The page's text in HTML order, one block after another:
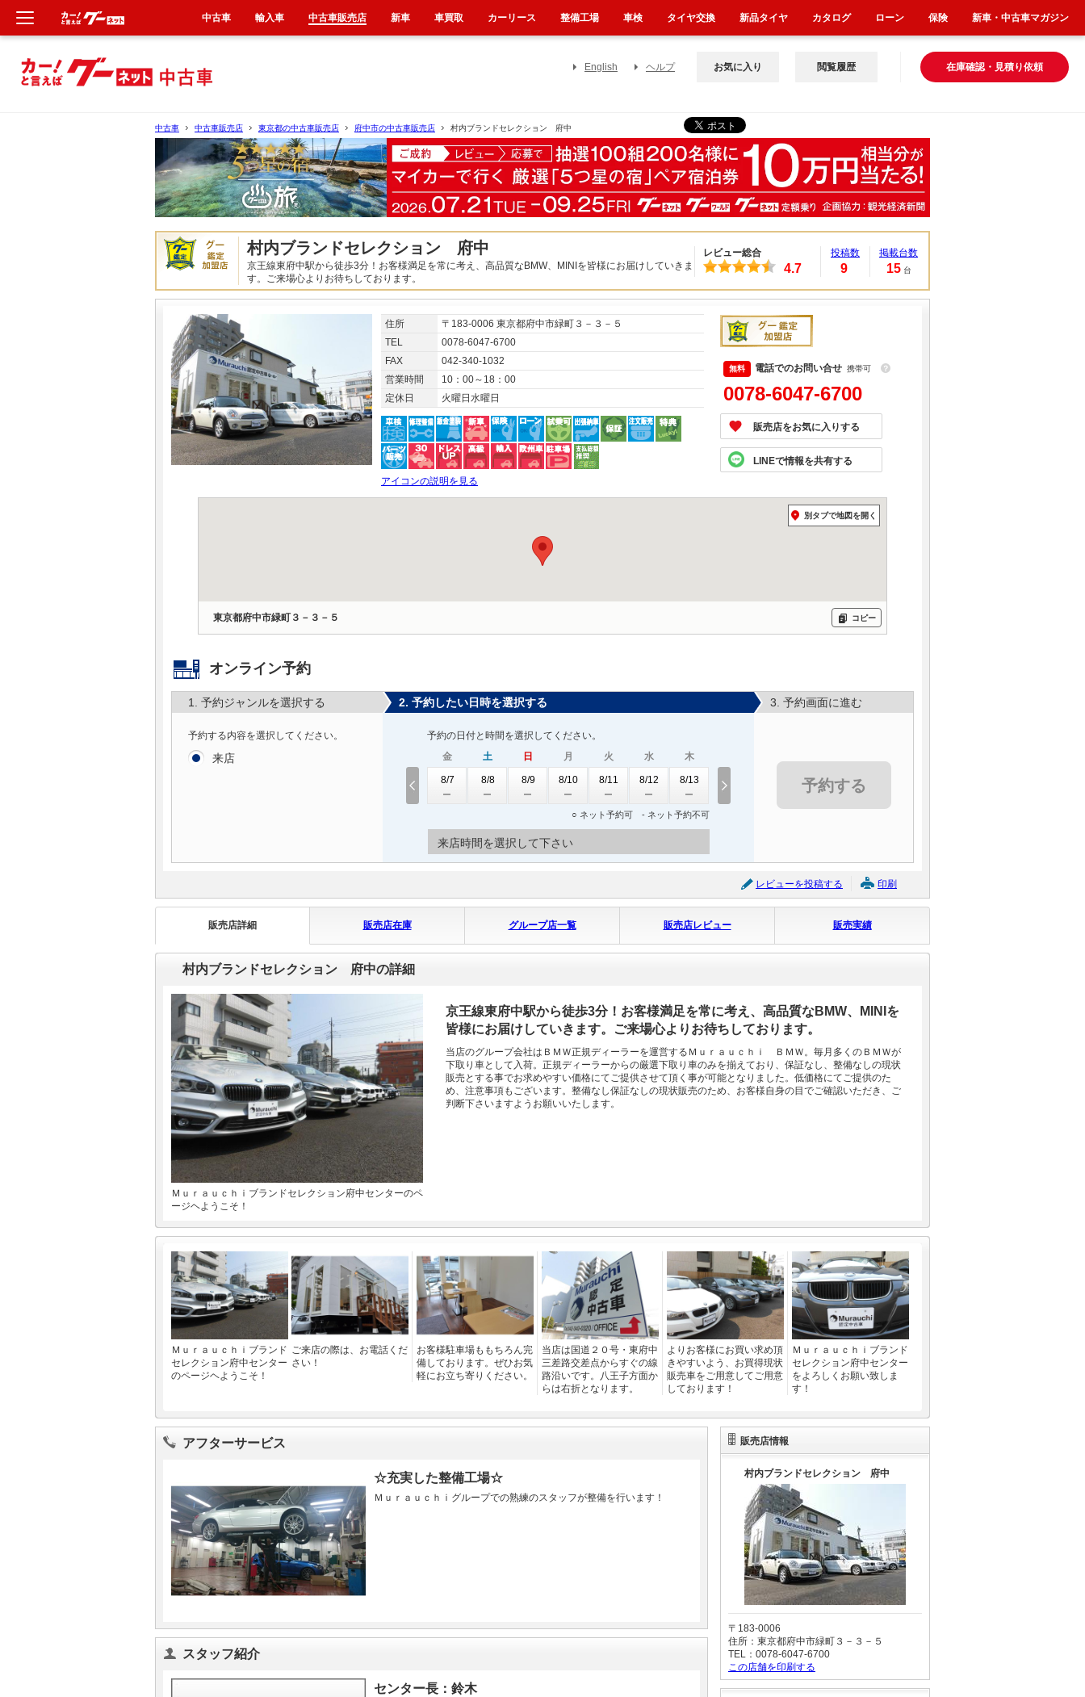
English ヘルプ 在庫確認・見積り依頼
お気に入り 閲覧履歴
中古車 中古車販売店 東京都の中古車販売店 府中市の中古車販売店 村内ブランドセレクション 府中
村内ブランドセレクション 府中
京王線東府中駅から徒歩3分！お客様満足を常に考え、高品質なBMW、MINIを皆様にお届けしていきま
す。ご来場心よりお待ちしております。
レビュー総合
4.7
投稿数
9
掲載台数
15 台
住所
〒183-0006 東京都府中市緑町３－３－５
TEL
0078-6047-6700
FAX
042-340-1032
営業時間
10：00～18：00
定休日
火曜日水曜日
アイコンの説明を見る
電話でのお問い合せ 携帯可 ？
0078-6047-6700
販売店をお気に入りする
LINEで情報を共有する
別タブで地図を開く
東京都府中市緑町３－３－５ コピー
オンライン予約
1. 予約ジャンルを選択する
予約する内容を選択してください。
来店
2. 予約したい日時を選択する
予約の日付と時間を選択してください。
金
8/7
土
8/8
日
8/9
月
8/10
火
8/11
水
8/12
木
8/13
○ ネット予約可 - ネット予約不可
来店時間を選択して下さい
3. 予約画面に進む
予約する
レビューを投稿する 印刷
販売店詳細 販売店在庫 グループ店一覧 販売店レビュー 販売実績
村内ブランドセレクション 府中の詳細
Ｍｕｒａｕｃｈｉブランドセレクション府中センターのペ
ージヘようこそ！
京王線東府中駅から徒歩3分！お客様満足を常に考え、高品質なBMW、MINIを
皆様にお届けしていきます。ご来場心よりお待ちしております。
当店のグループ会社はＢＭＷ正規ディーラーを運営するＭｕｒａｕｃｈｉ ＢＭＷ。毎月多くのＢＭＷが
下取り車として入荷。正規ディーラーからの厳選下取り車のみを揃えており、保証なし、整備なしの現状
販売とする事でお求めやすい価格にてご提供させて頂く事が可能となりました。低価格にてご提供のた
め、注意事項もございます。整備なし保証なしの現状販売のため、お客様自身の目でご確認いただき、ご
判断下さいますようお願いいたします。
Ｍｕｒａｕｃｈｉブランド
セレクション府中センター
のページヘようこそ！
ご来店の際は、お電話くだ
さい！
お客様駐車場ももちろん完
備しております。ぜひお気
軽にお立ち寄りください。
当店は国道２０号・東府中
三差路交差点からすぐの線
路沿いです。八王子方面か
らは右折となります。
よりお客様にお買い求め頂
きやすいよう、お買得現状
販売車をご用意してご用意
しております！
Ｍｕｒａｕｃｈｉブランド
セレクション府中センター
をよろしくお願い致しま
す！
アフターサービス
☆充実した整備工場☆
Ｍｕｒａｕｃｈｉグループでの熟練のスタッフが整備を行います！
スタッフ紹介
センター長：鈴木
販売店情報
村内ブランドセレクション 府中
〒183-0006
住所：東京都府中市緑町３－３－５
TEL：0078-6047-6700
この店舗を印刷する
中古車 輸入車 中古車販売店 新車 車買取 カーリース 整備工場 車検 タイヤ交換 新品タイヤ カタログ ローン 保険 新車・中古車マガジン
新車